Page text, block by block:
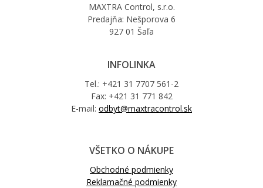
MAXTRA Control, s.r.o.
Predajňa: Nešporova 6
927 01 Šaľa
INFOLINKA
Tel.: +421 31 7707 561-2
Fax: +421 31 771 842
E-mail: odbyt@maxtracontrol.sk
VŠETKO O NÁKUPE
Obchodné podmienky
Reklamačné podmienky